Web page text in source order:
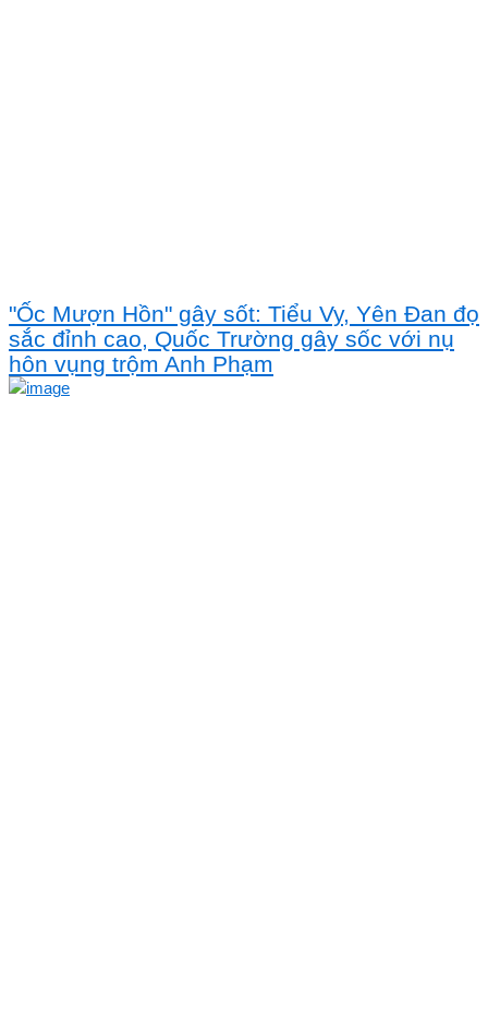
"Ốc Mượn Hồn" gây sốt: Tiểu Vy, Yên Đan đọ
sắc đỉnh cao, Quốc Trường gây sốc với nụ
hôn vụng trộm Anh Phạm